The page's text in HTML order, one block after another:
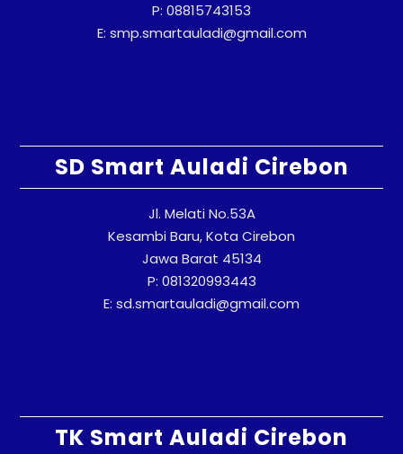
P: 08815743153
E: smp.smartauladi@gmail.com
SD Smart Auladi Cirebon
Jl. Melati No.53A
Kesambi Baru, Kota Cirebon
Jawa Barat 45134
P: 081320993443
E: sd.smartauladi@gmail.com
TK Smart Auladi Cirebon